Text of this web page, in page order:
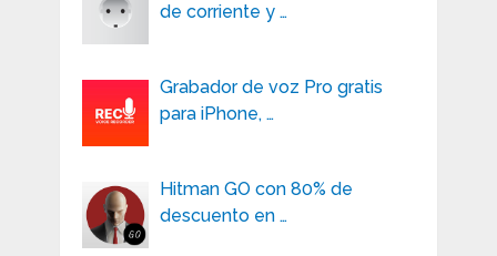
de corriente y …
Grabador de voz Pro gratis
para iPhone, …
Hitman GO con 80% de
descuento en …